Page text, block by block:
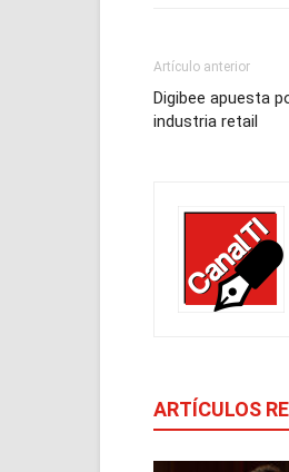
Artículo anterior
Digibee apuesta
industria retail
ARTÍCULOS